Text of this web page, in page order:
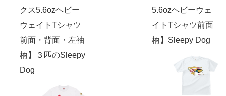
クス5.6ozヘビー
ウェイトTシャツ
前面・背面・左袖
柄】３匹のSleepy
Dog
5.6ozヘビーウェ
イトTシャツ前面
柄】Sleepy Dog